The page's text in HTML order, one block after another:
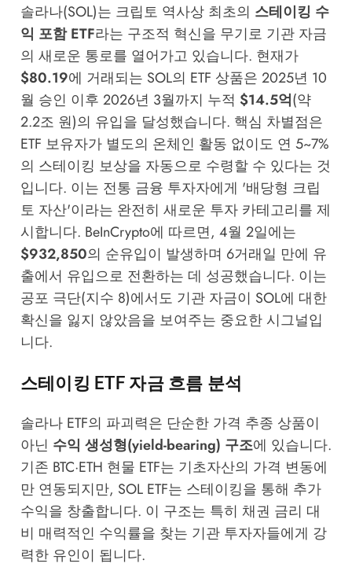
솔라나(SOL)는 크립토 역사상 최초의 스테이킹 수
익 포함 ETF라는 구조적 혁신을 무기로 기관 자금
의 새로운 통로를 열어가고 있습니다. 현재가
$80.19에 거래되는 SOL의 ETF 상품은 2025년 10
월 승인 이후 2026년 3월까지 누적 $14.5억(약
2.2조 원)의 유입을 달성했습니다. 핵심 차별점은
ETF 보유자가 별도의 온체인 활동 없이도 연 5~7%
의 스테이킹 보상을 자동으로 수령할 수 있다는 것
입니다. 이는 전통 금융 투자자에게 '배당형 크립
토 자산'이라는 완전히 새로운 투자 카테고리를 제
시합니다. BeInCrypto에 따르면, 4월 2일에는
$932,850의 순유입이 발생하며 6거래일 만에 유
출에서 유입으로 전환하는 데 성공했습니다. 이는
공포 극단(지수 8)에서도 기관 자금이 SOL에 대한
확신을 잃지 않았음을 보여주는 중요한 시그널입
니다.
스테이킹 ETF 자금 흐름 분석
솔라나 ETF의 파괴력은 단순한 가격 추종 상품이
아닌 수익 생성형(yield-bearing) 구조에 있습니다.
기존 BTC·ETH 현물 ETF는 기초자산의 가격 변동에
만 연동되지만, SOL ETF는 스테이킹을 통해 추가
수익을 창출합니다. 이 구조는 특히 채권 금리 대
비 매력적인 수익률을 찾는 기관 투자자들에게 강
력한 유인이 됩니다.